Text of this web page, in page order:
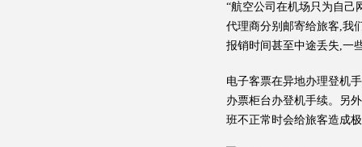
“航空公司在机场只为自己
代理商分别邮寄给旅客,我
报销时间甚至中途丢失,一
电子客票在异地办理登机
办票柜台办登机手续。另
班不正常时会给旅客造成